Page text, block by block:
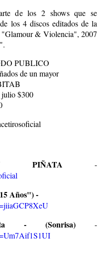
de los 2 shows que se
los 4 discos editados de la
"Glamour & Violencia", 2007
PUBLICO
de un mayor
julio $300
-
Años") -
- (Sonrisa) -